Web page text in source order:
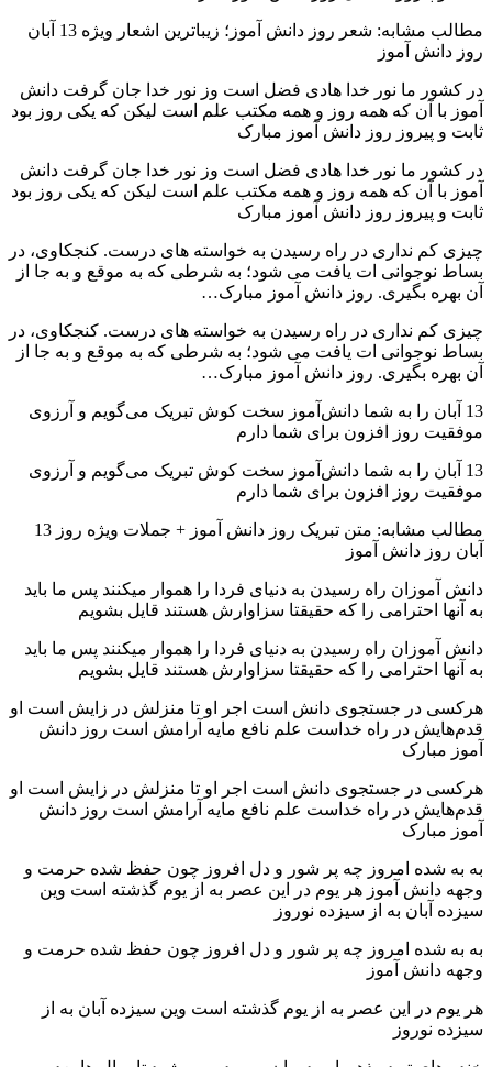
مطالب مشابه: شعر روز دانش آموز؛ زیباترین اشعار ویژه 13 آبان
روز دانش آموز
در کشور ما نور خدا هادی فضل است وز نور خدا جان گرفت دانش
آموز با آن که همه روز و همه مکتب علم است لیکن که یکی روز بود
ثابت و پیروز روز دانش آموز مبارک
در کشور ما نور خدا هادی فضل است وز نور خدا جان گرفت دانش
آموز با آن که همه روز و همه مکتب علم است لیکن که یکی روز بود
ثابت و پیروز روز دانش آموز مبارک
چیزی کم نداری در راه رسیدن به خواسته های درست. کنجکاوی، در
بساط نوجوانی ات یافت می شود؛ به شرطی که به موقع و به جا از
آن بهره بگیری. روز دانش آموز مبارک…
چیزی کم نداری در راه رسیدن به خواسته های درست. کنجکاوی، در
بساط نوجوانی ات یافت می شود؛ به شرطی که به موقع و به جا از
آن بهره بگیری. روز دانش آموز مبارک…
13 آبان را به شما دانش‌آموز سخت کوش تبریک می‌گویم و آرزوی
موفقیت روز افزون برای شما دارم
13 آبان را به شما دانش‌آموز سخت کوش تبریک می‌گویم و آرزوی
موفقیت روز افزون برای شما دارم
مطالب مشابه: متن تبریک روز دانش آموز + جملات ویژه روز 13
آبان روز دانش آموز
دانش آموزان راه رسیدن به دنیای فردا را هموار میکنند پس ما باید
به آنها احترامی را که حقیقتا سزاوارش هستند قایل بشویم
دانش آموزان راه رسیدن به دنیای فردا را هموار میکنند پس ما باید
به آنها احترامی را که حقیقتا سزاوارش هستند قایل بشویم
هرکسی در جستجوی دانش است اجر او تا منزلش در زایش است او
قدم‌هایش در راه خداست علم نافع مایه آرامش است روز دانش
آموز مبارک
هرکسی در جستجوی دانش است اجر او تا منزلش در زایش است او
قدم‌هایش در راه خداست علم نافع مایه آرامش است روز دانش
آموز مبارک
به به شده امروز چه پر شور و دل افروز چون حفظ شده حرمت و
وجهه دانش آموز هر یوم در این عصر به از یوم گذشته است وین
سیزده آبان به از سیزده نوروز
به به شده امروز چه پر شور و دل افروز چون حفظ شده حرمت و
وجهه دانش آموز
هر یوم در این عصر به از یوم گذشته است وین سیزده آبان به از
سیزده نوروز